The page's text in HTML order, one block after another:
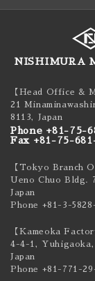
NISHIMURA
【Head Office &
21
8113, Japan
Phone +81-75-
Fax +81-75-
【Tokyo Branch
Ueno Chuo Bldg.
Japan
Phone +81-3-5828-
【Kameoka
4-4-1,
Japan
Phone +81-771-